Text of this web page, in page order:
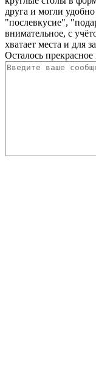
друга и могли
"послевкусие",
внимательное, с
хватает места и для
Осталось прекрасное